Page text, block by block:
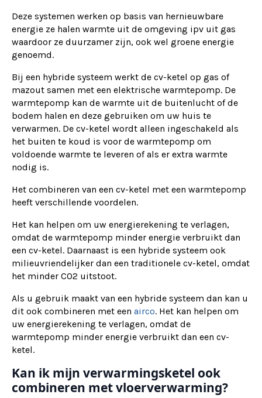
Deze systemen werken op basis van hernieuwbare
energie ze halen warmte uit de omgeving ipv uit gas
waardoor ze duurzamer zijn, ook wel groene energie
genoemd.
Bij een hybride systeem werkt de cv-ketel op gas of
mazout samen met een elektrische warmtepomp. De
warmtepomp kan de warmte uit de buitenlucht of de
bodem halen en deze gebruiken om uw huis te
verwarmen. De cv-ketel wordt alleen ingeschakeld als
het buiten te koud is voor de warmtepomp om
voldoende warmte te leveren of als er extra warmte
nodig is.
Het combineren van een cv-ketel met een warmtepomp
heeft verschillende voordelen.
Het kan helpen om uw energierekening te verlagen,
omdat de warmtepomp minder energie verbruikt dan
een cv-ketel. Daarnaast is een hybride systeem ook
milieuvriendelijker dan een traditionele cv-ketel, omdat
het minder CO2 uitstoot.
Als u gebruik maakt van een hybride systeem dan kan u
dit ook combineren met een airco. Het kan helpen om
uw energierekening te verlagen, omdat de
warmtepomp minder energie verbruikt dan een cv-
ketel.
Kan ik mijn verwarmingsketel ook
combineren met vloerverwarming?